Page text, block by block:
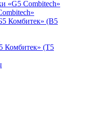
«G5 Combitech»
Комбитек» (B5
Комбитек» (T5